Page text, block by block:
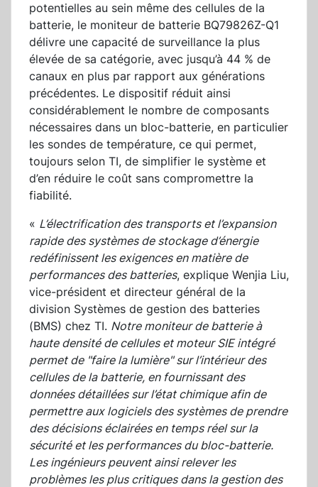
potentielles au sein même des cellules de la
batterie, le moniteur de batterie BQ79826Z-Q1
délivre une capacité de surveillance la plus
élevée de sa catégorie, avec jusqu’à 44 % de
canaux en plus par rapport aux générations
précédentes. Le dispositif réduit ainsi
considérablement le nombre de composants
nécessaires dans un bloc-batterie, en particulier
les sondes de température, ce qui permet,
toujours selon TI, de simplifier le système et
d’en réduire le coût sans compromettre la
fiabilité.
« L’électrification des transports et l’expansion
rapide des systèmes de stockage d’énergie
redéfinissent les exigences en matière de
performances des batteries, explique Wenjia Liu,
vice-président et directeur général de la
division Systèmes de gestion des batteries
(BMS) chez TI. Notre moniteur de batterie à
haute densité de cellules et moteur SIE intégré
permet de "faire la lumière" sur l’intérieur des
cellules de la batterie, en fournissant des
données détaillées sur l’état chimique afin de
permettre aux logiciels des systèmes de prendre
des décisions éclairées en temps réel sur la
sécurité et les performances du bloc-batterie.
Les ingénieurs peuvent ainsi relever les
problèmes les plus critiques dans la gestion des